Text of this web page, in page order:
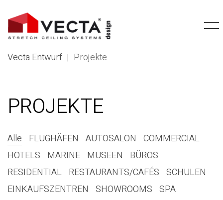
Vecta Entwurf | Projekte
PROJEKTE
Alle FLUGHÄFEN AUTOSALON COMMERCIAL
HOTELS MARINE MUSEEN
BÜROS
RESIDENTIAL RESTAURANTS/CAFÉS SCHULEN
EINKAUFSZENTREN SHOWROOMS SPA